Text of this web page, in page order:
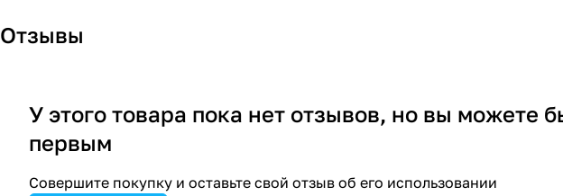
Отзывы
У этого товара пока нет отзывов, но вы можете
первым
Совершите покупку и оставьте свой отзыв об его использовании